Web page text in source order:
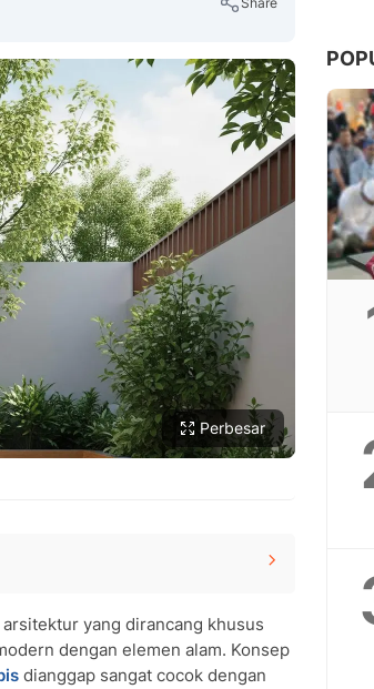
Copy Link
Perbesar
yang dirancang khusus
dengan elemen alam. Konsep
dianggap sangat cocok dengan